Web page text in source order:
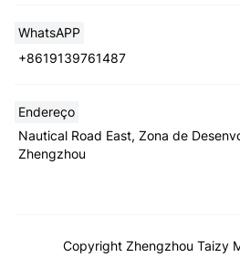
WhatsAPP
+8619139761487
Endereço
Nautical Road East, Zona de
Zhengzhou
Copyright Zhengzhou Taizy